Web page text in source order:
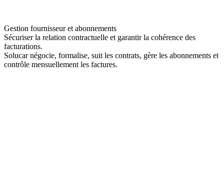
Gestion fournisseur et abonnements
Sécuriser la relation contractuelle et garantir la cohérence des
facturations.
Solucar négocie, formalise, suit les contrats, gère les abonnements et
contrôle mensuellement les factures.